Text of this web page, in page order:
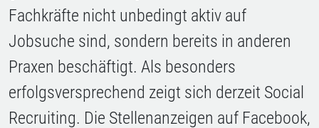
Fachkräfte nicht unbedingt aktiv auf
Jobsuche sind, sondern bereits in anderen
Praxen beschäftigt. Als besonders
erfolgsversprechend zeigt sich derzeit Social
Recruiting. Die Stellenanzeigen auf Facebook,